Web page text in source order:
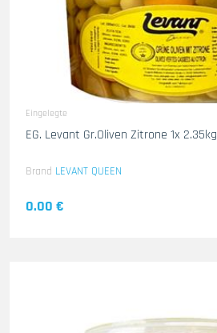
Eingelegte
EG. Levant Gr.Oliven Zitrone 1x 2.35kg
Brand LEVANT QUEEN
0.00 €